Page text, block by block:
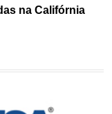
na Califórnia